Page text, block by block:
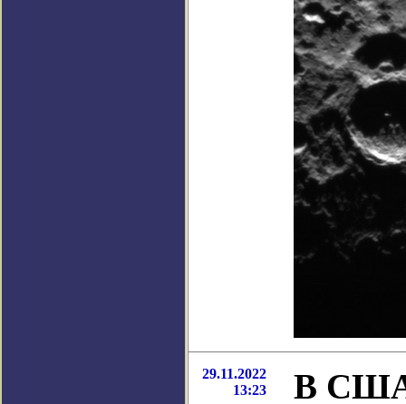
29.11.2022
13:23
В США